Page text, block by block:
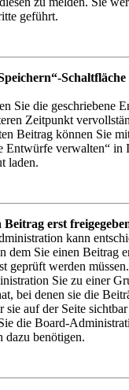
geführt.
Schaltfläche
Sie die geschriebene
Zeitpunkt
Beitrag können Sie
Entwürfe verwalten“ in
laden.
erst
kann
dem Sie einen Beitrag
geprüft werden
Sie zu einer
bei denen sie die
sie auf der Seite
die Board-
dazu benötigen.